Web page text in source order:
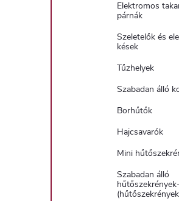
Elektromos
párnák
Szeletelők és
kések
Tűzhelyek
Szabadan álló
Borhűtők
Hajcsavarók
Mini
Szabadan álló